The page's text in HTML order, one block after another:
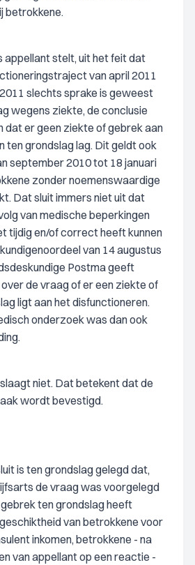
betrokkene.
appellant stelt, uit het feit dat
van april 2011
slechts sprake is geweest
wegens ziekte, de conclusie
dat er geen ziekte of gebrek aan
ten grondslag lag. Dit geldt ook
september 2010 tot 18 januari
zonder noemenswaardige
Dat sluit immers niet uit dat
van medische beperkingen
tijdig en/of correct heeft kunnen
van 14 augustus
Postma geeft
de vraag of er een ziekte of
ligt aan het disfunctioneren.
onderzoek was dan ook
niet. Dat betekent dat de
wordt bevestigd.
is ten grondslag gelegd dat,
de vraag was voorgelegd
ten grondslag heeft
van betrokkene voor
inkomen, betrokkene - na
van appellant op een reactie -